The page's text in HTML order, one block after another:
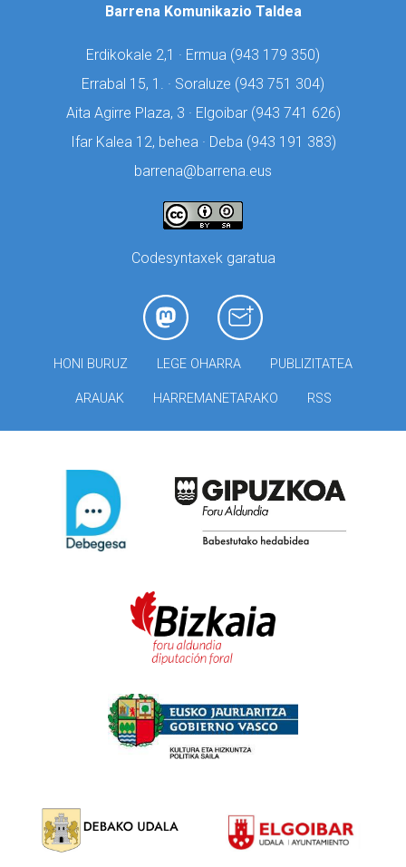
Barrena Komunikazio Taldea
Erdikokale 2,1 · Ermua (943 179 350)
Errabal 15, 1. · Soraluze (943 751 304)
Aita Agirre Plaza, 3 · Elgoibar (943 741 626)
Ifar Kalea 12, behea · Deba (943 191 383)
barrena@barrena.eus
Codesyntaxek garatua
HONI BURUZ LEGE OHARRA PUBLIZITATEA
ARAUAK HARREMANETARAKO RSS